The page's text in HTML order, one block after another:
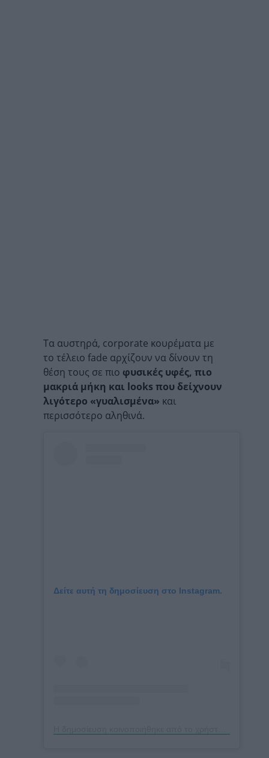
Τα αυστηρά, corporate κουρέματα με
το τέλειο fade αρχίζουν να δίνουν τη
θέση τους σε πιο φυσικές υφές, πιο
μακριά μήκη και looks που δείχνουν
λιγότερο «γυαλισμένα» και
περισσότερο αληθινά.
Δείτε αυτή τη δημοσίευση στο Instagram.